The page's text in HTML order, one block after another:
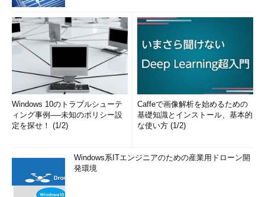
Windows 10のトラブルシューテ
ィング事例──未知のポリシー設
定を探せ！ (1/2)
Caffeで画像解析を始めるための
基礎知識とインストール、基本的
な使い方 (1/2)
Windows系ITエンジニアのための産業用ドローン開
発環境